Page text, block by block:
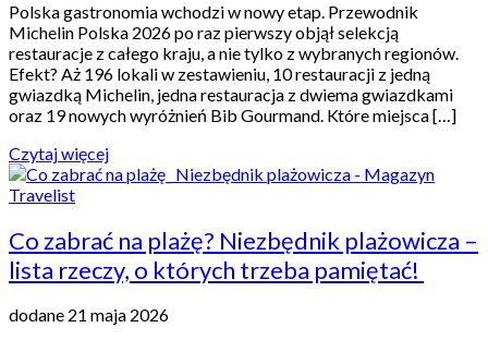
Polska gastronomia wchodzi w nowy etap. Przewodnik
Michelin Polska 2026 po raz pierwszy objął selekcją
restauracje z całego kraju, a nie tylko z wybranych regionów.
Efekt? Aż 196 lokali w zestawieniu, 10 restauracji z jedną
gwiazdką Michelin, jedna restauracja z dwiema gwiazdkami
oraz 19 nowych wyróżnień Bib Gourmand. Które miejsca […]
Czytaj więcej
Co zabrać na plażę? Niezbędnik plażowicza –
lista rzeczy, o których trzeba pamiętać!
dodane 21 maja 2026